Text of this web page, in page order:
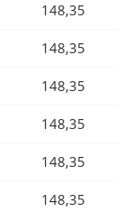
148,35
148,35
148,35
148,35
148,35
148,35